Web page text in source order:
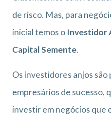
de risco. Mas, para
inicial temos o Investidor
Capital Semente.
Os investidores anjos são
empresários de sucesso,
investir em negócios que